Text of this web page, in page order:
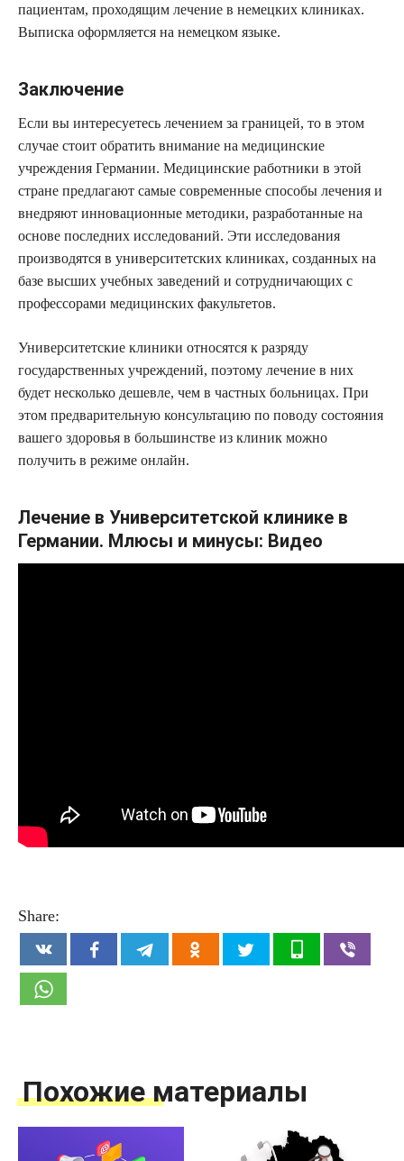
пациентам, проходящим лечение в немецких клиниках.
Выписка оформляется на немецком языке.
Заключение
Если вы интересуетесь лечением за границей, то в этом
случае стоит обратить внимание на медицинские
учреждения Германии. Медицинские работники в этой
стране предлагают самые современные способы лечения и
внедряют инновационные методики, разработанные на
основе последних исследований. Эти исследования
производятся в университетских клиниках, созданных на
базе высших учебных заведений и сотрудничающих с
профессорами медицинских факультетов.
Университетские клиники относятся к разряду
государственных учреждений, поэтому лечение в них
будет несколько дешевле, чем в частных больницах. При
этом предварительную консультацию по поводу состояния
вашего здоровья в большинстве из клиник можно
получить в режиме онлайн.
Лечение в Университетской клинике в
Германии. Млюсы и минусы: Видео
Share:
Похожие материалы